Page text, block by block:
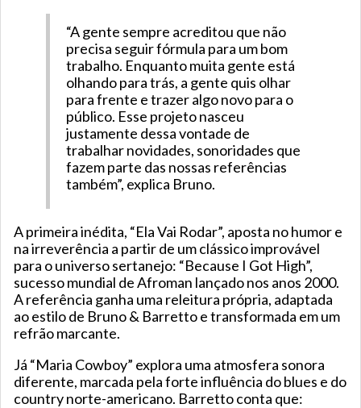
“A gente sempre acreditou que não
precisa seguir fórmula para um bom
trabalho. Enquanto muita gente está
olhando para trás, a gente quis olhar
para frente e trazer algo novo para o
público. Esse projeto nasceu
justamente dessa vontade de
trabalhar novidades, sonoridades que
fazem parte das nossas referências
também”, explica Bruno.
A primeira inédita, “Ela Vai Rodar”, aposta no humor e
na irreverência a partir de um clássico improvável
para o universo sertanejo: “Because I Got High”,
sucesso mundial de Afroman lançado nos anos 2000.
A referência ganha uma releitura própria, adaptada
ao estilo de Bruno & Barretto e transformada em um
refrão marcante.
Já “Maria Cowboy” explora uma atmosfera sonora
diferente, marcada pela forte influência do blues e do
country norte-americano. Barretto conta que: